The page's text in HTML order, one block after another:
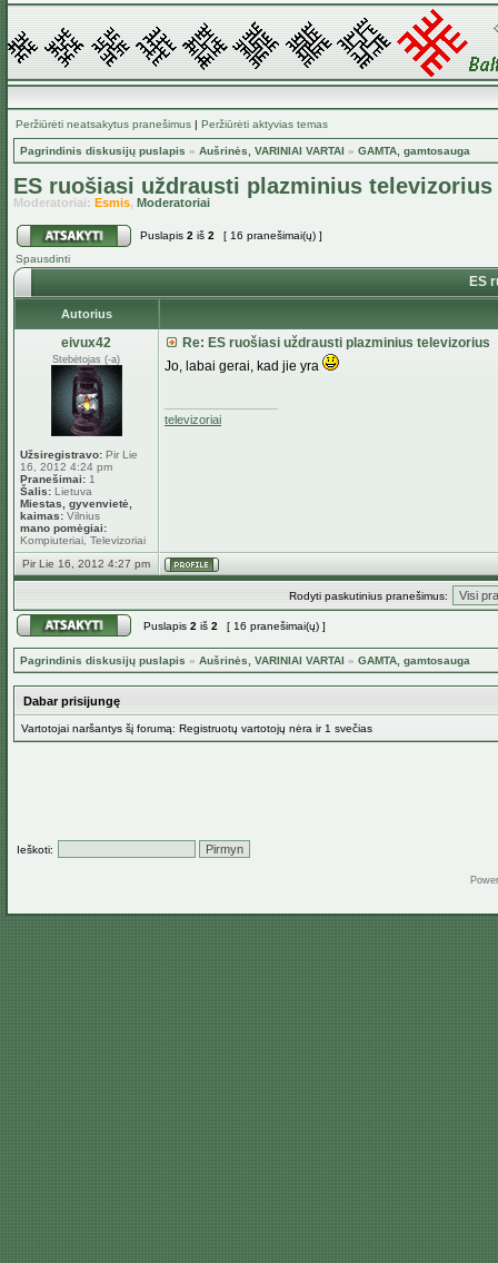
Peržiūrėti neatsakytus pranešimus | Peržiūrėti aktyvias temas
Pagrindinis diskusijų puslapis » Aušrinės, VARINIAI VARTAI » GAMTA, gamtosauga
ES ruošiasi uždrausti plazminius televizorius
Moderatoriai: Esmis, Moderatoriai
Puslapis 2 iš 2
[ 16 pranešimai(ų) ]
Spausdinti
ES
Autorius
eivux42
Stebėtojas (-a)
Užsiregistravo: Pir Lie
16, 2012 4:24 pm
Pranešimai: 1
Šalis: Lietuva
Miestas, gyvenvietė,
kaimas: Vilnius
mano pomėgiai:
Kompiuteriai, Televizoriai
Re: ES ruošiasi uždrausti plazminius televizorius
Jo, labai gerai, kad jie yra
televizoriai
Pir Lie 16, 2012 4:27 pm
Rodyti paskutinius pranešimus:
Puslapis 2 iš 2 [ 16 pranešimai(ų) ]
Pagrindinis diskusijų puslapis » Aušrinės, VARINIAI VARTAI » GAMTA, gamtosauga
Dabar prisijungę
Vartotojai naršantys šį forumą: Registruotų vartotojų nėra ir 1 svečias
Ieškoti: